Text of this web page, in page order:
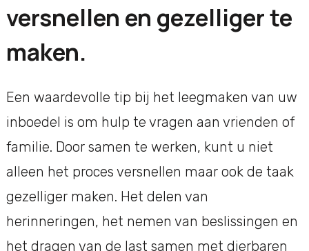
versnellen en gezelliger te
maken.
Een waardevolle tip bij het leegmaken van uw
inboedel is om hulp te vragen aan vrienden of
familie. Door samen te werken, kunt u niet
alleen het proces versnellen maar ook de taak
gezelliger maken. Het delen van
herinneringen, het nemen van beslissingen en
het dragen van de last samen met dierbaren